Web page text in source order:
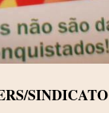
SINDICATO